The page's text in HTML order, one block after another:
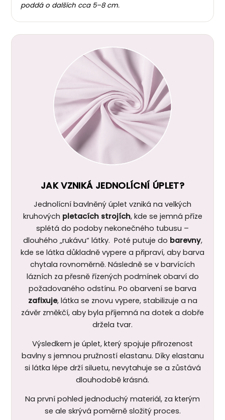
poddá o dalších cca 5–8 cm.
JAK VZNIKÁ JEDNOLÍCNÍ ÚPLET?
Jednolícní bavlněný úplet vzniká na velkých
kruhových pletacích strojích, kde se jemná příze
splétá do podoby nekonečného tubusu –
dlouhého „rukávu“ látky. Poté putuje do barevny,
kde se látka důkladně vypere a připraví, aby barva
chytala rovnoměrně. Následně se v barvících
lázních za přesně řízených podmínek obarví do
požadovaného odstínu. Po obarvení se barva
zafixuje, látka se znovu vypere, stabilizuje a na
závěr změkčí, aby byla příjemná na dotek a dobře
držela tvar.
Výsledkem je úplet, který spojuje přirozenost
bavlny s jemnou pružností elastanu. Díky elastanu
si látka lépe drží siluetu, nevytahuje se a zůstává
dlouhodobě krásná.
Na první pohled jednoduchý materiál, za kterým
se ale skrývá poměrně složitý proces.